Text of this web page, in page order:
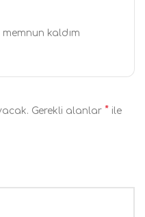
kaldım
Gerekli alanlar * ile